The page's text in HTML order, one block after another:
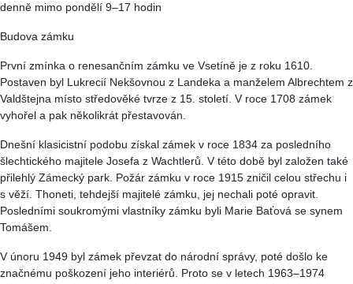
denně mimo pondělí 9–17 hodin
Budova zámku
První zmínka o renesančním zámku ve Vsetíně je z roku 1610.
Postaven byl Lukrecií Nekšovnou z Landeka a manželem Albrechtem z
Valdštejna místo středověké tvrze z 15. století. V roce 1708 zámek
vyhořel a pak několikrát přestavován.
Dnešní klasicistní podobu získal zámek v roce 1834 za posledního
šlechtického majitele Josefa z Wachtlerů. V této době byl založen také
přilehlý Zámecký park. Požár zámku v roce 1915 zničil celou střechu i
s věží. Thoneti, tehdejší majitelé zámku, jej nechali poté opravit.
Posledními soukromými vlastníky zámku byli Marie Baťová se synem
Tomášem.
V únoru 1949 byl zámek převzat do národní správy, poté došlo ke
značnému poškození jeho interiérů. Proto se v letech 1963–1974